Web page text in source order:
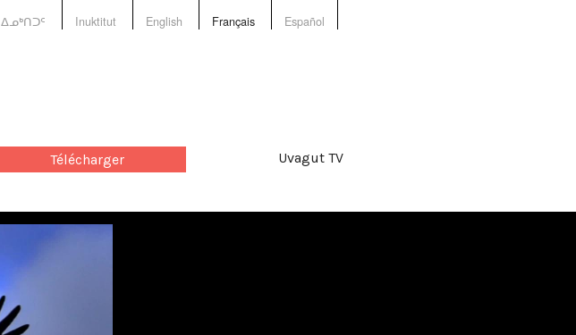
ᐃᓄᒃᑎᑐᑦ Inuktitut English Français Español
Télécharger Uvagut TV